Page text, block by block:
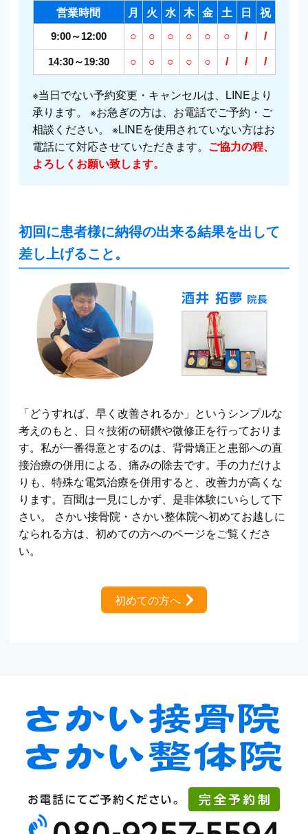
営業時間
月 火 水 木 金 土 日 祝
9:00～12:00 ○ ○ ○ ○ ○ ○ / /
14:30～19:30 ○ ○ ○ ○ ○ / / /
※当日でない予約変更・キャンセルは、LINEより
承ります。 ※お急ぎの方は、お電話でご予約・ご
相談ください。 ※LINEを使用されていない方はお
電話にて対応させていただきます。 ご協力の程、
よろしくお願い致します。
初回に患者様に納得の出来る結果を出して
差し上げること。
「どうすれば、早く改善されるか」というシンプルな
考えのもと、日々技術の研鑽や微修正を行っておりま
す。私が一番得意とするのは、背骨矯正と患部への直
接治療の併用による、痛みの除去です。手の力だけよ
りも、特殊な電気治療を併用すると、改善力が高くな
ります。百聞は一見にしかず、是非体験にいらして下
さい。 さかい接骨院・さかい整体院へ初めてお越しに
なられる方は、初めての方へのページをご覧くださ
い。
初めての方へ